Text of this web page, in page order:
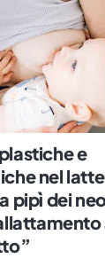
e
nel latte
pipì dei